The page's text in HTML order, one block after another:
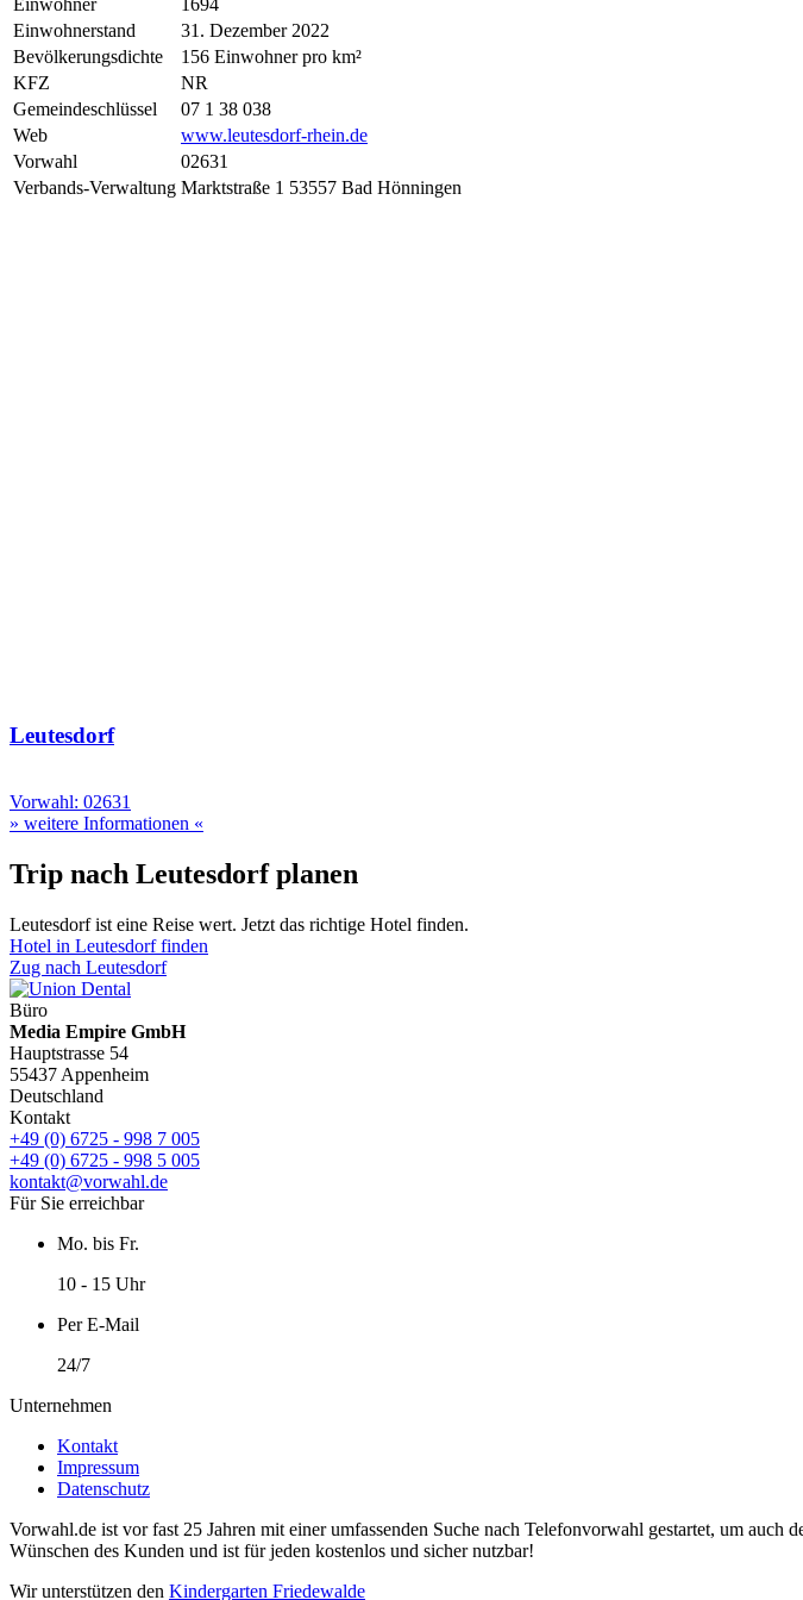
Einwohnerstand
31. Dezember 2022
Bevölkerungsdichte
156 Einwohner pro km²
KFZ
NR
Gemeindeschlüssel
07 1 38 038
Web
www.leutesdorf-rhein.de
Vorwahl
02631
Verbands-Verwaltung Marktstraße 1 53557 Bad Hönningen
Leutesdorf
Vorwahl: 02631
» weitere Informationen «
Trip nach Leutesdorf planen
Leutesdorf ist eine Reise wert. Jetzt das richtige Hotel finden.
Hotel in Leutesdorf finden
Zug nach Leutesdorf
Büro
Media Empire GmbH
Hauptstrasse 54
55437 Appenheim
Deutschland
Kontakt
+49 (0) 6725 - 998 7 005
+49 (0) 6725 - 998 5 005
kontakt@vorwahl.de
Für Sie erreichbar
Mo. bis Fr.
10 - 15 Uhr
Per E-Mail
24/7
Unternehmen
Kontakt
Impressum
Datenschutz
Vorwahl.de ist vor fast 25 Jahren mit einer umfassenden Suche nach Telefonvorwahl gestartet, um
Wünschen des Kunden und ist für jeden kostenlos und sicher nutzbar!
Wir unterstützen den Kindergarten Friedewalde